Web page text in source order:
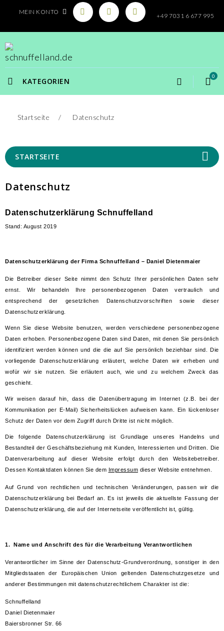
MEIN KONTO
+49 7031 6 677 995
0
KATEGORIEN
Startseite Datenschutz
STARTSEITE
Datenschutz
Datenschutzerklärung Schnuffelland
Stand: August 2019
Datenschutzerklärung der Firma Schnuffelland – Daniel Dietenmaier
Die Betreiber dieser Seite nimmt den Schutz Ihrer persönlichen Daten sehr
ernst. Wir behandeln Ihre personenbezogenen Daten vertraulich und
entsprechend der gesetzlichen Datenschutzvorschriften sowie dieser
Datenschutzerklärung.
Wenn Sie diese Website benutzen, werden verschiedene personenbezogene
Daten erhoben. Personenbezogene Daten sind Daten, mit denen Sie persönlich
identifiziert werden können und die die auf Sie persönlich beziehbar sind. Die
vorliegende Datenschutzerklärung erläutert, welche Daten wir erheben und
wofür wir sie nutzen. Sie erläutert auch, wie und zu welchem Zweck das
geschieht.
Wir weisen darauf hin, dass die Datenübertragung im Internet (z.B. bei der
Kommunikation per E-Mail) Sicherheitslücken aufweisen kann. Ein lückenloser
Schutz der Daten vor dem Zugriff durch Dritte ist nicht möglich.
Die folgende Datenschutzerklärung ist Grundlage unseres Handelns und
Bestandteil der Geschäftsbeziehung mit Kunden, Interessierten und Dritten. Die
Datenverarbeitung auf dieser Website erfolgt durch den Websitebetreiber.
Dessen Kontaktdaten können Sie dem Impressum dieser Website entnehmen.
Auf Grund von rechtlichen und technischen Veränderungen, passen wir die
Datenschutzerklärung bei Bedarf an. Es ist jeweils die aktuellste Fassung der
Datenschutzerklärung, die auf der Internetseite veröffentlicht ist, gültig.
1. Name und Anschrift des für die Verarbeitung Verantwortlichen
Verantwortlicher im Sinne der Datenschutz-Grundverordnung, sonstiger in den
Mitgliedstaaten der Europäischen Union geltenden Datenschutzgesetze und
anderer Bestimmungen mit datenschutzrechtlichem Charakter ist die:
Schnuffelland
Daniel Dietenmaier
Baiersbronner Str. 66